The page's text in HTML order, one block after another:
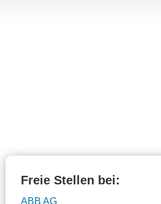
Freie Stellen bei:
ABB AG